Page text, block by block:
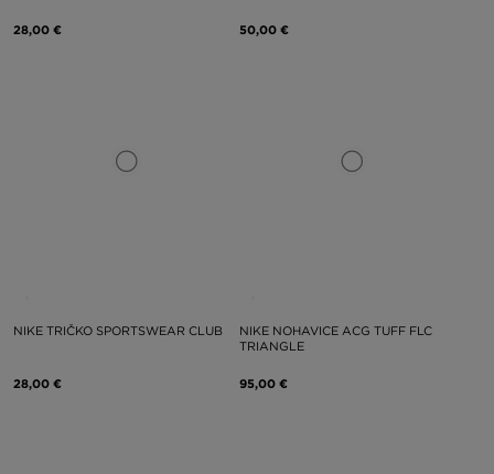
28,00 € 50,00 €
NIKE TRIČKO SPORTSWEAR CLUB
28,00 €
NIKE NOHAVICE ACG TUFF FLC
TRIANGLE
95,00 €